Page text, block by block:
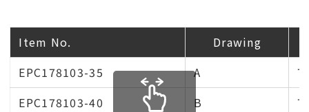
Item No.
Drawing
EPC178103-35
A
EPC178103-40
B